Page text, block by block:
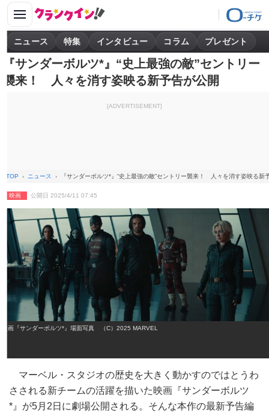
ニュース 特集 インタビュー コラム プレゼント
『サンダーボルツ*』“史上最強の敵”セントリー
襲来！ 人々を消す姿映る新予告が公開
[ADVERTISEMENT]
TOP ニュース 『サンダーボルツ*』“史上最強の敵”セントリー襲来！ 人々を消す姿映る新
映画 公開日 2025/4/11 07:45
映画『サンダーボルツ*』場面写真 （C）2025 MARVEL
マーベル・スタジオの歴史を大きく動かすのではとうわ
さされる新チームの活躍を描いた映画『サンダーボルツ
*』が5月2日に劇場公開される。そんな本作の最新予告編